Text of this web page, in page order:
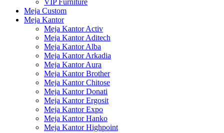
VIP Furniture
Meja Custom
Meja Kantor
Meja Kantor Activ
Meja Kantor Aditech
Meja Kantor Alba
Meja Kantor Arkadia
Meja Kantor Aura
Meja Kantor Brother
Meja Kantor Chitose
Meja Kantor Donati
Meja Kantor Ergosit
Meja Kantor Expo
Meja Kantor Hanko
Meja Kantor Highpoint